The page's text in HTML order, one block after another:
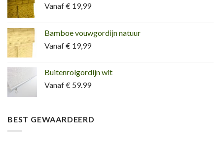
Vanaf € 19,99
Bamboe vouwgordijn natuur
Vanaf € 19,99
Buitenrolgordijn wit
Vanaf € 59.99
BEST GEWAARDEERD